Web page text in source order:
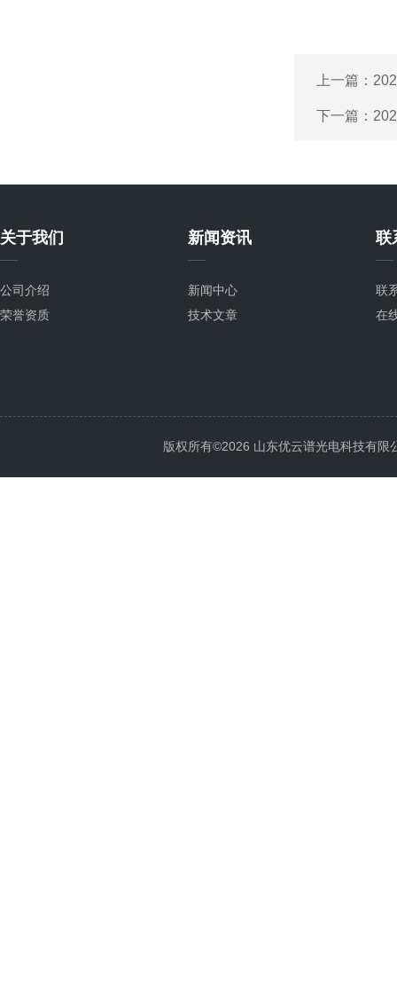
上一篇：
下一篇：
关于我们
公司介绍
荣誉资质
新闻资讯
新闻中心
技术文章
联
联
在
版权所有©2026 山东优云谱光电科技有